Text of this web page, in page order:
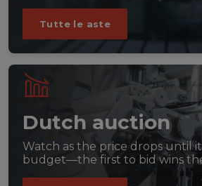
Tutte le aste
Dutch auction
Watch as the price drops until
budget—the first to bid wins